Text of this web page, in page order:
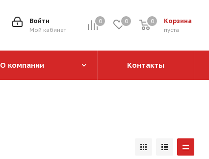
0 0 Корзина
0
пуста
0
Войти
Мой кабинет
О компании Контакты